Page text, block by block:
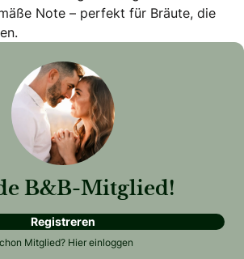
Note – perfekt für Bräute, die
B&B-Mitglied!
Registreren
Mitglied? Hier einloggen